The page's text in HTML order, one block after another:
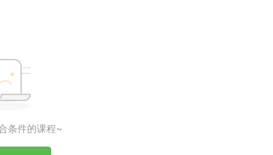
条件的课程~